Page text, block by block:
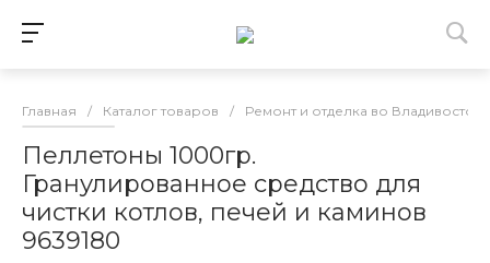
Главная / Каталог товаров / Ремонт и отделка во Владивостоке
Пеллетоны 1000гр.
Гранулированное средство для
чистки котлов, печей и каминов
9639180